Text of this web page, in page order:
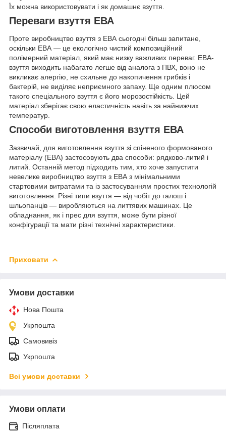
Їх можна використовувати і як домашнє взуття.
Переваги взуття ЕВА
Проте виробництво взуття з ЕВА сьогодні більш запитане,
оскільки ЕВА — це екологічно чистий композиційний
полімерний матеріал, який має низку важливих переваг. ЕВА-
взуття виходить набагато легше від аналога з ПВХ, воно не
викликає алергію, не схильне до накопичення грибків і
бактерій, не виділяє неприємного запаху. Ще одним плюсом
такого спеціального взуття є його морозостійкість. Цей
матеріал зберігає свою еластичність навіть за найнижчих
температур.
Способи виготовлення взуття ЕВА
Зазвичай, для виготовлення взуття зі спіненого формованого
матеріалу (ЕВА) застосовують два способи: рядково-литий і
литий. Останній метод підходить тим, хто хоче запустити
невелике виробництво взуття з ЕВА з мінімальними
стартовими витратами та із застосуванням простих технологій
виготовлення. Різні типи взуття — від чобіт до галош і
шльопанців — виробляються на литтявих машинах. Це
обладнання, як і прес для взуття, може бути різної
конфігурації та мати різні технічні характеристики.
Приховати
Умови доставки
Нова Пошта
Укрпошта
Самовивіз
Укрпошта
Всі умови доставки
Умови оплати
Післяплата